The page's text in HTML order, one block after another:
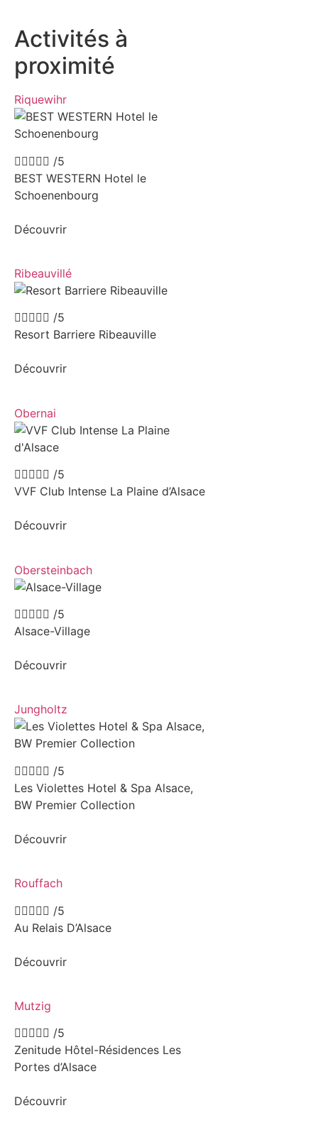
Activités à
proximité​​
Riquewihr
 /5
BEST WESTERN Hotel le
Schoenenbourg
Découvrir
Ribeauvillé
 /5
Resort Barriere Ribeauville
Découvrir
Obernai
 /5
VVF Club Intense La Plaine d’Alsace
Découvrir
Obersteinbach
 /5
Alsace-Village
Découvrir
Jungholtz
 /5
Les Violettes Hotel & Spa Alsace,
BW Premier Collection
Découvrir
Rouffach
 /5
Au Relais D’Alsace
Découvrir
Mutzig
 /5
Zenitude Hôtel-Résidences Les
Portes d’Alsace
Découvrir